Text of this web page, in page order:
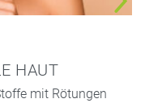
HAUT
mit Rötungen